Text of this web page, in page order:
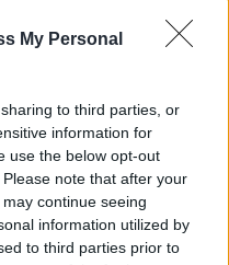
My Personal
to third parties, or
information for
use the below opt-out
note that after your
continue seeing
information utilized by
to third parties prior to
van het kapsel nog
zijn licht warrig gestyled
te geven, terwijl de
Deze doelgerichte
uitstraling. De
wat een strak contrast
eigentijds houdt.